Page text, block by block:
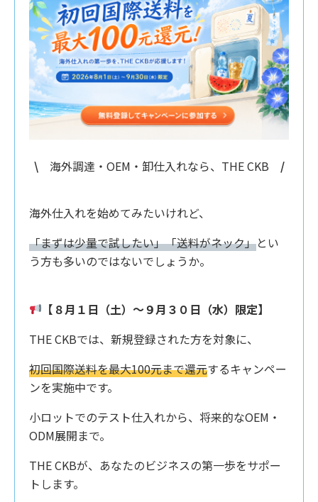
\ 海外調達・OEM・卸仕入れなら、THE CKB /
海外仕入れを始めてみたいけれど、
「まずは少量で試したい」「送料がネック」とい
う方も多いのではないでしょうか。
【８月１日（土）〜９月３０日（水）限定】
THE CKBでは、新規登録された方を対象に、
初回国際送料を最大100元まで還元するキャンペー
ンを実施中です。
小ロットでのテスト仕入れから、将来的なOEM・
ODM展開まで。
THE CKBが、あなたのビジネスの第一歩をサポー
トします。